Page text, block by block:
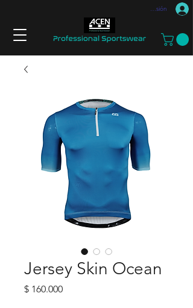
Iniciar sesión
Jersey Skin Ocean
$ 160.000Precio